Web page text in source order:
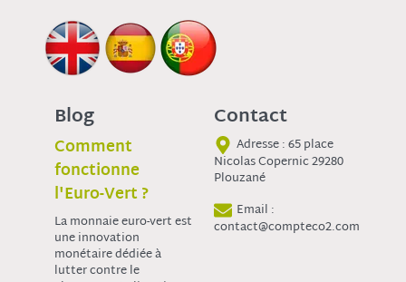
Blog
Comment
fonctionne
l'Euro-Vert ?
La monnaie euro-vert est
une innovation
monétaire dédiée à
lutter contre le
Contact
Adresse : 65 place
Nicolas Copernic 29280
Plouzané
Email :
contact@compteco2.com